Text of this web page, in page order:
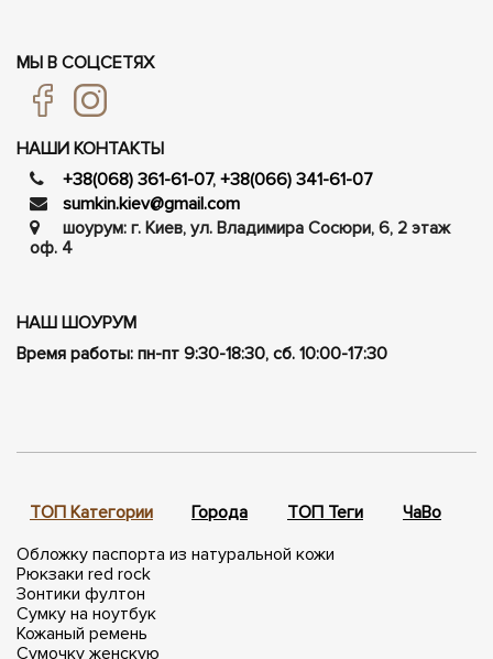
МЫ В СОЦСЕТЯХ
НАШИ КОНТАКТЫ
+38(068) 361-61-07, +38(066) 341-61-07
sumkin.kiev@gmail.com
шоурум: г. Киев, ул. Владимира Сосюри, ​​6, 2 этаж
оф. 4
НАШ ШОУРУМ
Время работы: пн-пт 9:30-18:30, сб. 10:00-17:30
ТОП Категории Города ТОП Теги ЧаВо
Обложку паспорта из натуральной кожи
Рюкзаки red rock
Зонтики фултон
Сумку на ноутбук
Кожаный ремень
Сумочку женскую